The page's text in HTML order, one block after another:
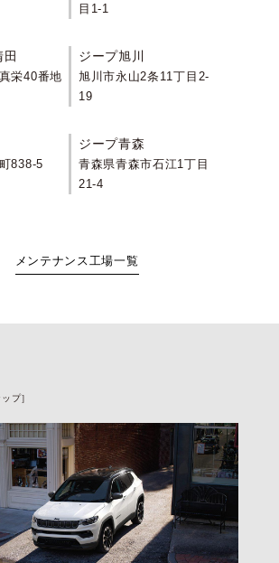
目1-1
栄40番地
ジープ旭川
旭川市永山2条11丁目2-
19
838-5
ジープ青森
青森県青森市石江1丁目
21-4
メンテナンス工場一覧
プ］